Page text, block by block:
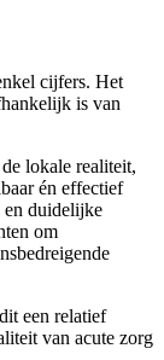
cijfers. Het
is van
lokale realiteit,
én effectief
en duidelijke
om
een relatief
van acute zorg